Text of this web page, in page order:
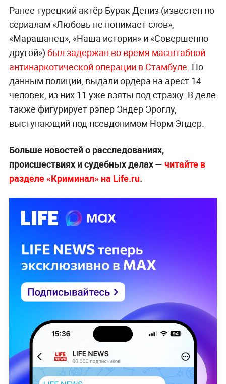
Ранее турецкий актёр Бурак Дениз (известен по
сериалам «Любовь не понимает слов»,
«Марашанец», «Наша история» и «Совершенно
другой») был задержан во время масштабной
антинаркотической операции в Стамбуле. По
данным полиции, выдали ордера на арест 14
человек, из них 11 уже взяты под стражу. В деле
также фигурирует рэпер Эндер Эроглу,
выступающий под псевдонимом Норм Эндер.
Больше новостей о расследованиях,
происшествиях и судебных делах — читайте в
разделе «Криминал» на Life.ru.